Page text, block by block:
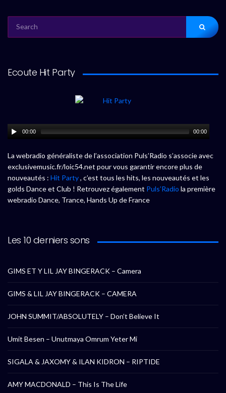
FOR:
Ecoute Hit Party
00:00 00:00
La webradio généraliste de l’association Puls’Radio s’associe avec
exclusivemusic.fr/loic54.net pour vous garantir encore plus de
nouveautés : Hit Party, c’est tous les hits, les nouveautés et les
golds Dance et Club ! Retrouvez également Puls’Radio la première
webradio Dance, Trance, Hands Up de France
Les 10 derniers sons
GIMS ET Y LIL JAY BINGERACK – Camera
GIMS & LIL JAY BINGERACK – CAMERA
JOHN SUMMIT/ABSOLUTELY – Don’t Believe It
Umit Besen – Unutmaya Omrum Yeter Mi
SIGALA & JAXOMY & ILAN KIDRON – RIPTIDE
AMY MACDONALD – This Is The Life